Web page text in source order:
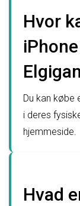
Hvor
Du kan købe
i deres
hjemmeside.
Hvad